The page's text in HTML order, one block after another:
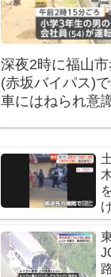
深夜2時に福山
(赤坂バイパス)
車にはねられ意